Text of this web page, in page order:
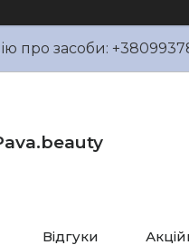
про засоби:
Відгуки